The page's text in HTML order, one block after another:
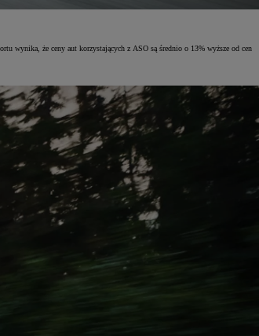
wynika, że ceny aut korzystających z ASO są średnio o 13% wyższe od cen